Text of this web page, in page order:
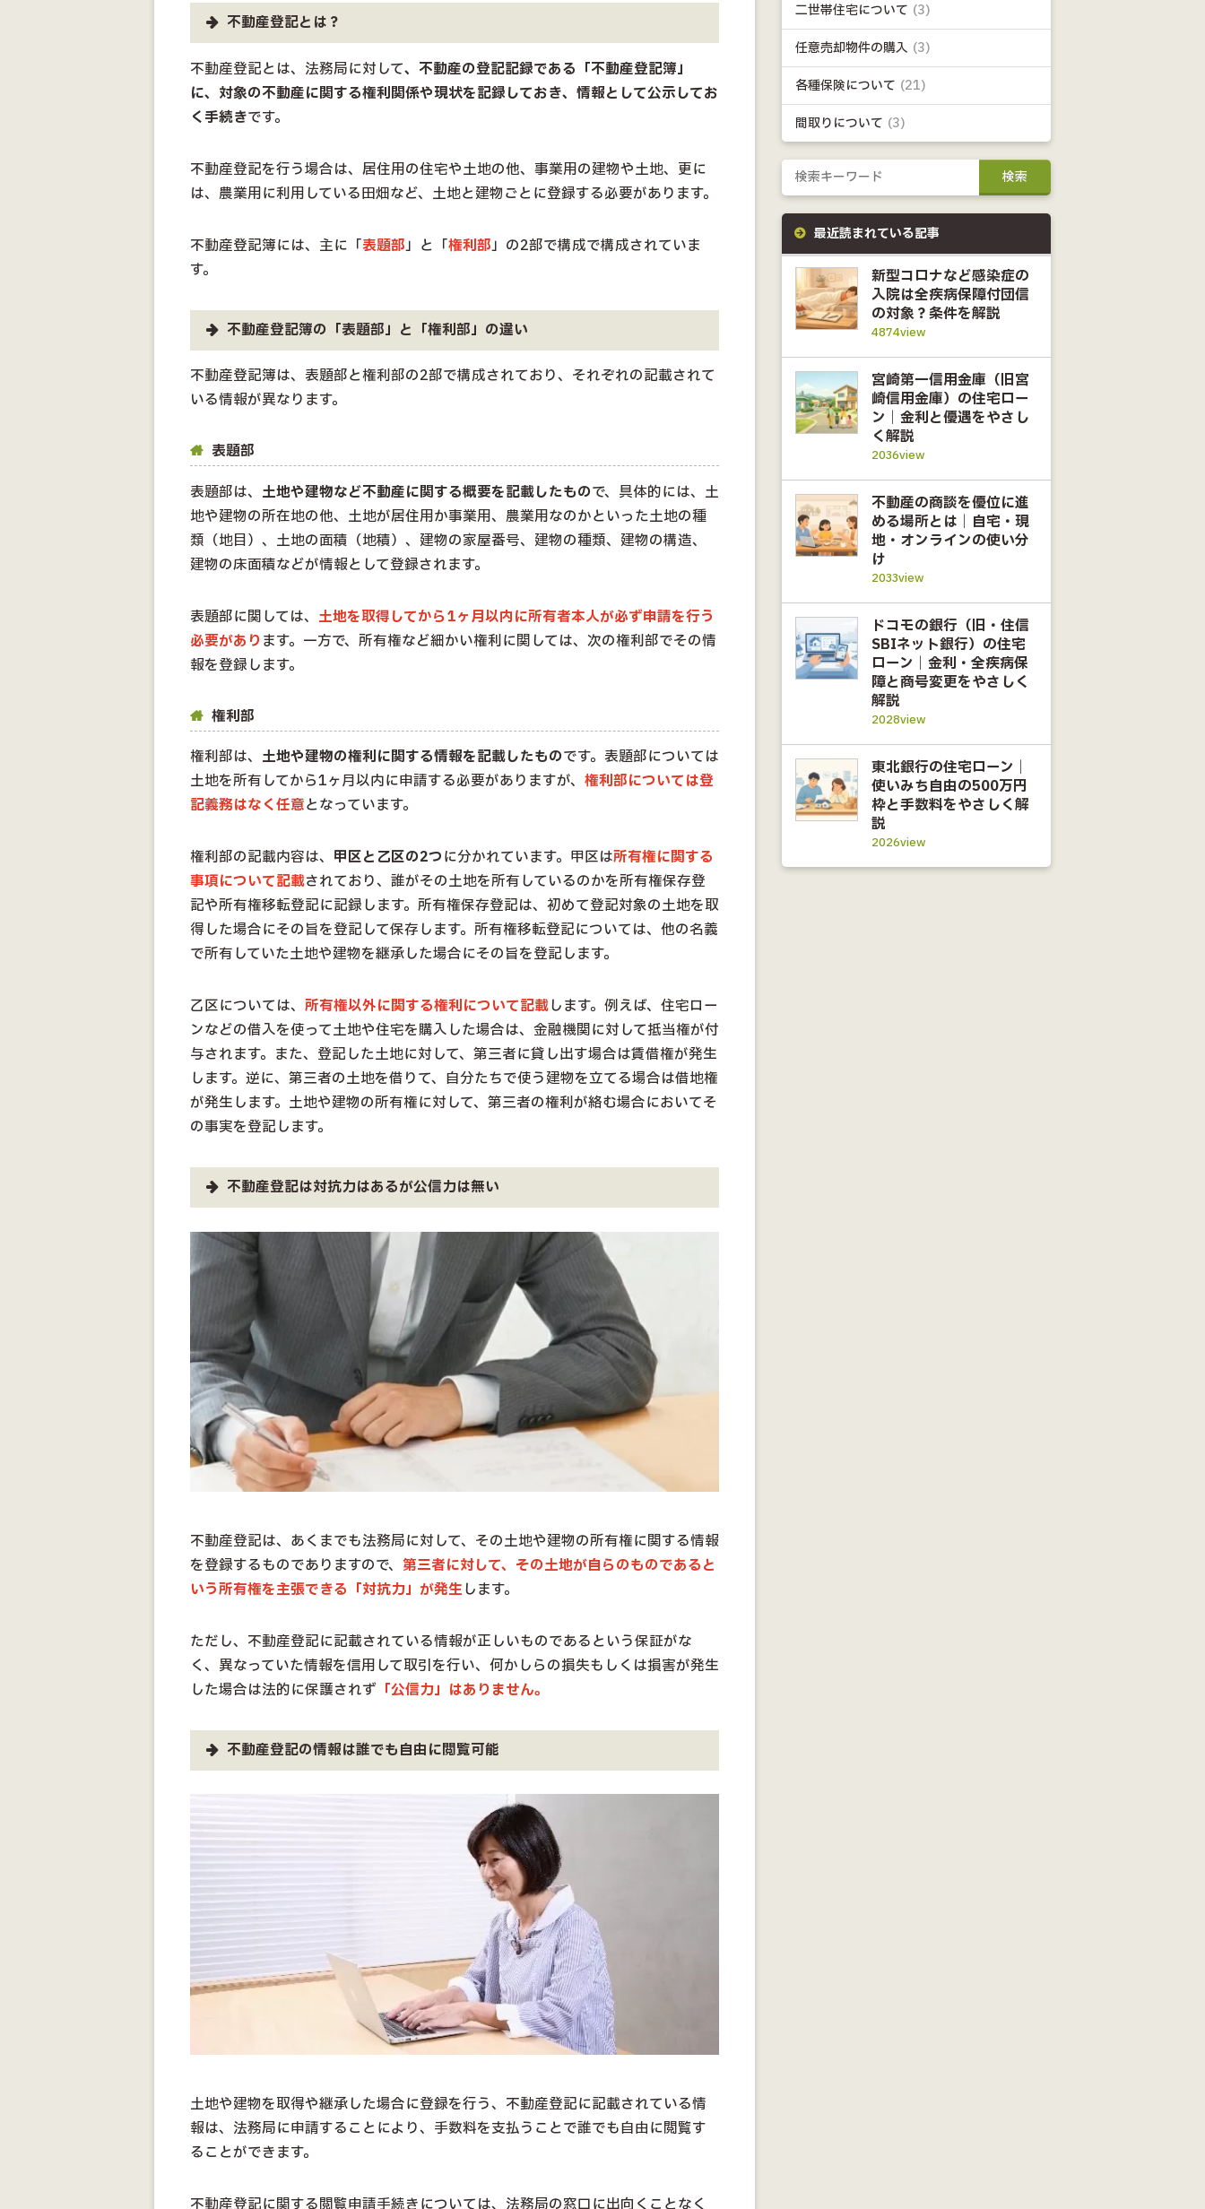
不動産登記とは？
不動産登記とは、法務局に対して、不動産の登記記録である「不動産登記簿」
に、対象の不動産に関する権利関係や現状を記録しておき、情報として公示してお
く手続きです。
不動産登記を行う場合は、居住用の住宅や土地の他、事業用の建物や土地、更に
は、農業用に利用している田畑など、土地と建物ごとに登録する必要があります。
不動産登記簿には、主に「表題部」と「権利部」の2部で構成で構成されていま
す。
不動産登記簿の「表題部」と「権利部」の違い
不動産登記簿は、表題部と権利部の2部で構成されており、それぞれの記載されて
いる情報が異なります。
表題部
表題部は、 土地や建物など不動産に関する概要を記載したもので、具体的には、土
地や建物の所在地の他、土地が居住用か事業用、農業用なのかといった土地の種
類（地目）、土地の面積（地積）、建物の家屋番号、建物の種類、建物の構造、
建物の床面積などが情報として登録されます。
表題部に関しては、 土地を取得してから1ヶ月以内に所有者本人が必ず申請を行う
必要があり ます。一方で、所有権など細かい権利に関しては、次の権利部でその情
報を登録します。
権利部
権利部は、 土地や建物の権利に関する情報を記載したものです。表題部については
土地を所有してから1ヶ月以内に申請する必要がありますが、 権利部については登
記義務はなく任意となっています。
権利部の記載内容は、 甲区と乙区の2つに分かれています。甲区は所有権に関する
事項について記載されており、誰がその土地を所有しているのかを所有権保存登
記や所有権移転登記に記録します。所有権保存登記は、初めて登記対象の土地を取
得した場合にその旨を登記して保存します。所有権移転登記については、他の名義
で所有していた土地や建物を継承した場合にその旨を登記します。
乙区については、 所有権以外に関する権利について記載します。例えば、住宅ロー
ンなどの借入を使って土地や住宅を購入した場合は、金融機関に対して抵当権が付
与されます。また、登記した土地に対して、第三者に貸し出す場合は賃借権が発生
します。逆に、第三者の土地を借りて、自分たちで使う建物を立てる場合は借地権
が発生します。土地や建物の所有権に対して、第三者の権利が絡む場合においてそ
の事実を登記します。
不動産登記は対抗力はあるが公信力は無い
不動産登記は、あくまでも法務局に対して、その土地や建物の所有権に関する情報
を登録するものでありますので、 第三者に対して、その土地が自らのものであると
いう所有権を主張できる「対抗力」が発生します。
ただし、不動産登記に記載されている情報が正しいものであるという保証がな
く、異なっていた情報を信用して取引を行い、何かしらの損失もしくは損害が発生
した場合は法的に保護されず 「公信力」はありません。
不動産登記の情報は誰でも自由に閲覧可能
土地や建物を取得や継承した場合に登録を行う、不動産登記に記載されている情
報は、法務局に申請することにより、手数料を支払うことで誰でも自由に閲覧す
ることができます。
不動産登記に関する閲覧申請手続きについては、法務局の窓口に出向くことなく
二世帯住宅について (3)
任意売却物件の購入 (3)
各種保険について (21)
間取りについて (3)
最近読まれている記事
新型コロナなど感染症の
入院は全疾病保障付団信
の対象？条件を解説
4874view
宮崎第一信用金庫（旧宮
崎信用金庫）の住宅ロー
ン｜金利と優遇をやさし
く解説
2036view
不動産の商談を優位に進
める場所とは｜自宅・現
地・オンラインの使い分
け
2033view
ドコモの銀行（旧・住信
SBIネット銀行）の住宅
ローン｜金利・全疾病保
障と商号変更をやさしく
解説
2028view
東北銀行の住宅ローン｜
使いみち自由の500万円
枠と手数料をやさしく解
説
2026view